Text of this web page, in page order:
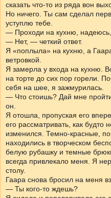
сказать что-то из ряда вон
Но ничего. Ты сам сделал
уступлю тебе.
— Проходи на кухню,
— Нет, — четкий ответ.
Я «поплыла» на кухню, а
ветровкой.
Я замерла у входа на кухню.
на торте до сих пор горели.
себя на шее, я зажмурилась.
— Что стоишь? Дай мне
он.
Я отошла, пропуская его
его рассматривать, как будто
изменился. Темно-красные,
находились в творческом
белую рубашку и темные
всегда привлекало меня. Я
столу.
Гаара снова бросил на меня
— Ты кого-то ждешь?